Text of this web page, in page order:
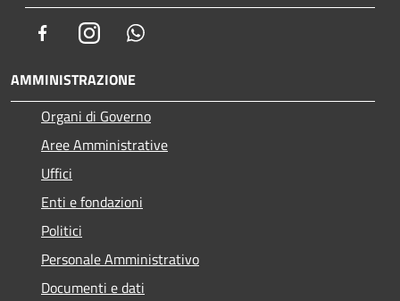
FacebookInstagram
AMMINISTRAZIONE
Organi di Governo
Aree Amministrative
Uffici
Enti e fondazioni
Politici
Personale Amministrativo
Documenti e dati